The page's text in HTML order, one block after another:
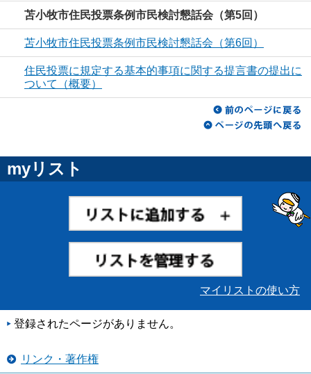
苫小牧市住民投票条例市民検討懇話会（第5回）
苫小牧市住民投票条例市民検討懇話会（第6回）
住民投票に規定する基本的事項に関する提言書の提出に
ついて（概要）
myリスト
マイリストの使い方
登録されたページがありません。
リンク・著作権